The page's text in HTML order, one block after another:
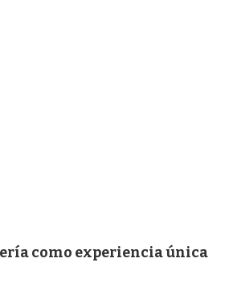
como experiencia única